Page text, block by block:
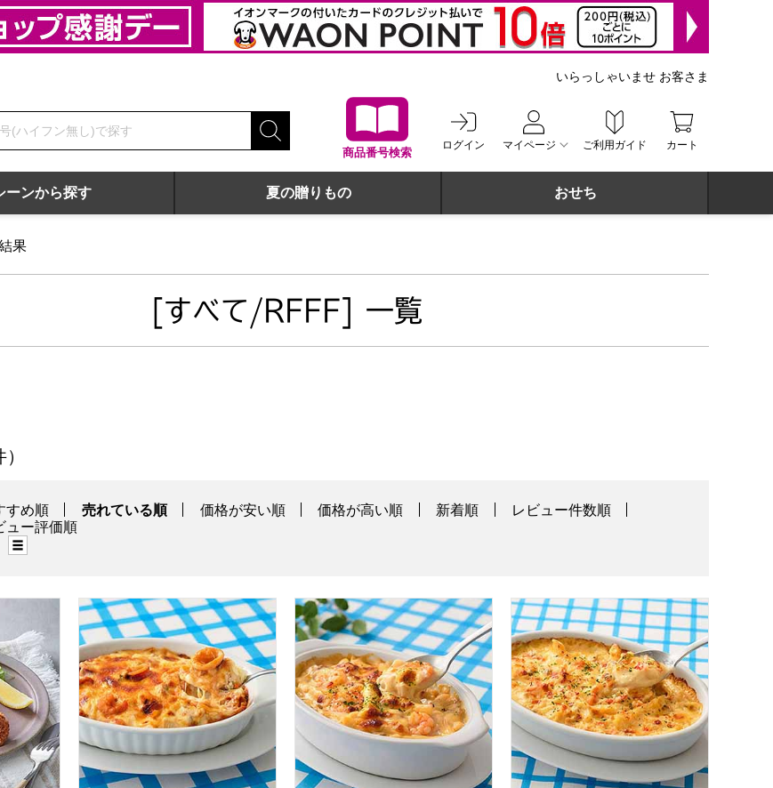
商品番号検索
ログイン マイページ ご利用ガイド カート
いらっしゃいませ お客さま
ーンから探す 夏の贈りもの おせち
果
[すべて/RFFF] 一覧
すめ順 売れている順 価格が安い順 価格が高い順 新着順
レビュー件数順
ュー評価順
グリッド表示（タイル表示）
ぷりぷり海老カツ 3個入(115g)【＠FROZEN】
ロック・フィールド RFFF 海の幸とソースの幸のドリア 一食入り(260g)【＠FROZEN】
ロック・フィールド RFFF 海老好きの贅沢クリームグラタン 一食入り
ロック・フィールド RFFF 蟹クリーム